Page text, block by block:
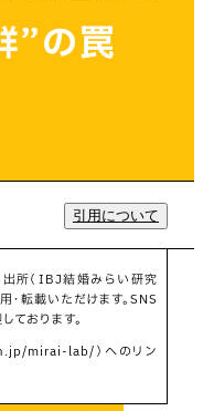
”の罠
引用について
出所（IBJ結婚みらい研究
・転載いただけます。SNS
ております。
mirai-lab/）へのリン